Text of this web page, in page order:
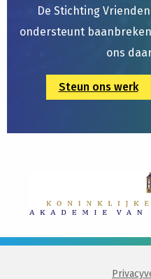
De Stichting
ondersteunt
ons
Steun ons werk